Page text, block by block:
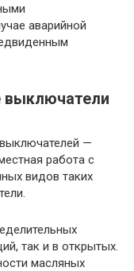
аварийной
выключатели
—
работа с
видов таких
так и в открытых.
масляных